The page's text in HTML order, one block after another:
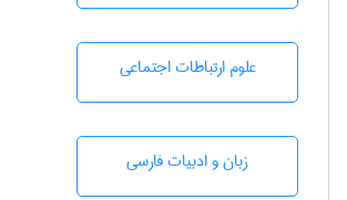
علوم ارتباطات اجتماعی
زبان و ادبيات فارسی